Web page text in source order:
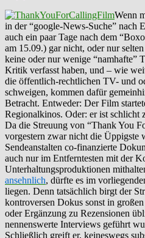
Wenn
in der “google-News-Suche” nach
auch ein paar Tage nach dem
am 15.09.) gar nicht, oder nur
keine oder nur wenige “namhafte”
Kritik verfasst haben, und – wie
die öffentlich-rechtlichen TV- und
schweigen, kommen dafür
Betracht. Entweder: Der Film
Regionalkinos. Oder: er ist schlicht
Da die Streuung von “Thank You
vorgestern zwar nicht die Üppigste
Sendeanstalten co-finanzierte
auch nur im Entferntesten mit der
Unterhaltungsproduktionen
ansehnlich, dürfte es im
liegen. Denn tatsächlich birgt der
kontroversen Dokus sonst in
oder Ergänzung zu Rezensionen
nennenswerte Interviews geführt
Schließlich greift er, keineswegs